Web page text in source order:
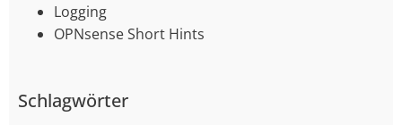
Logging
OPNsense Short Hints
Schlagwörter